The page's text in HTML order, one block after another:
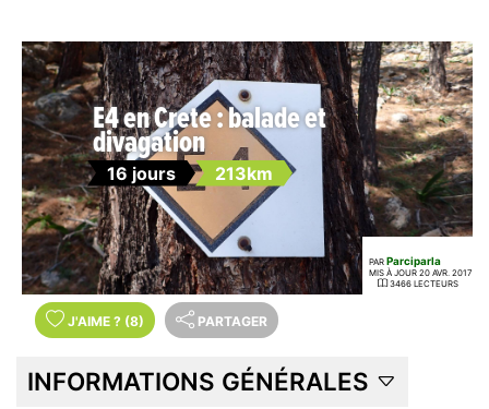
E4 en Crete : balade et
divagation
16 jours 213km
PAR Parciparla
MIS À JOUR 20 AVR. 2017
3466 LECTEURS
J'AIME ? (8) PARTAGER
INFORMATIONS GÉNÉRALES